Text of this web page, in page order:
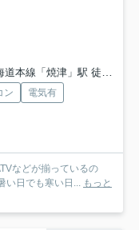
本線「焼津」駅 徒歩37分
ン
電気有
などが揃っているの
い日でも寒い日... もっと